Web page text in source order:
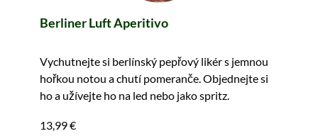
Berliner Luft Aperitivo
Vychutnejte si berlínský pepřový likér s jemnou
hořkou notou a chutí pomeranče. Objednejte si
ho a užívejte ho na led nebo jako spritz.
13,99 €